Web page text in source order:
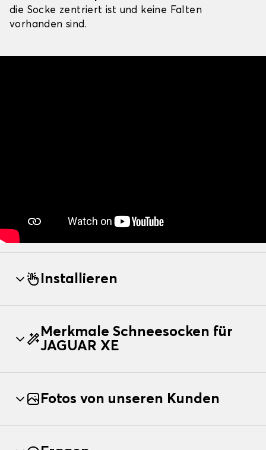
die Socke zentriert ist und keine Falten
vorhanden sind.
Installieren
Merkmale Schneesocken für
JAGUAR XE
Fotos von unseren Kunden